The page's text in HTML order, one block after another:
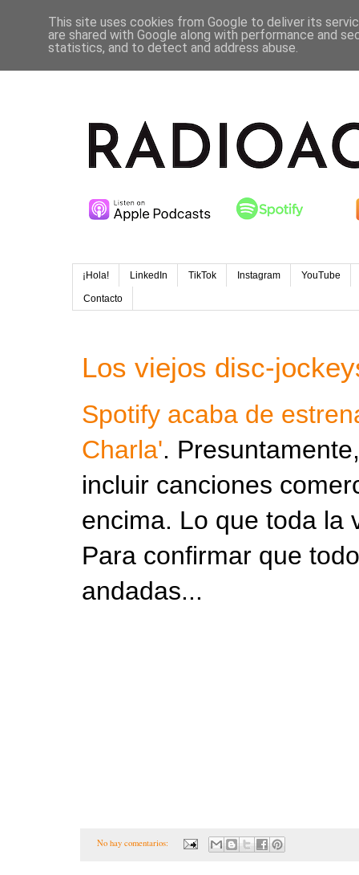
¡Hola! LinkedIn TikTok Instagram YouTube
Contacto
Los viejos disc-
Spotify acaba de
Charla'.
incluir canciones
encima. Lo que toda la
Para confirmar que
andadas...
No hay comentarios:
This site uses cookies from Google to deliver its
are shared with Google along with performance and
statistics, and to detect and address abuse.